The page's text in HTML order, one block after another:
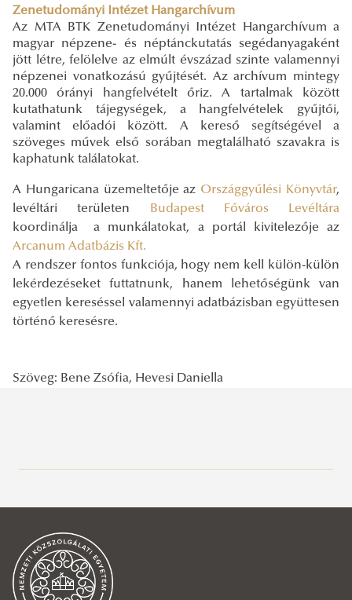
Aktuális
Hírek, események
2026
2026. június
2025
Zenetudományi Intézet Hangarchívum
Az MTA BTK Zenetudományi Intézet Hangarchívum a
magyar népzene- és néptánckutatás segédanyagaként
jött létre, felölelve az elmúlt évszázad szinte valamennyi
népzenei vonatkozású gyűjtését. Az archívum mintegy
20.000 órányi hangfelvételt őriz. A tartalmak között
kutathatunk tájegységek, a hangfelvételek gyűjtői,
valamint előadói között. A kereső segítségével a
szöveges művek első sorában megtalálható szavakra is
kaphatunk találatokat.
A Hungaricana üzemeltetője az Országgyűlési Könyvtár,
levéltári területen
Budapest Főváros Levéltára
koordinálja a munkálatokat, a portál kivitelezője az
Arcanum Adatbázis Kft.
A rendszer fontos funkciója, hogy nem kell külön-külön
lekérdezéseket futtatnunk, hanem lehetőségünk van
egyetlen kereséssel valamennyi adatbázisban együttesen
történő keresésre.
Szöveg: Bene Zsófia, Hevesi Daniella